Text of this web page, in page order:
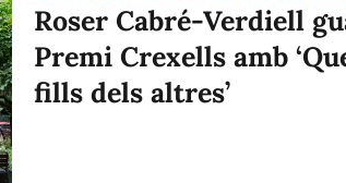
Roser Cabré-Verdiell
Premi Crexells amb
fills dels altres’